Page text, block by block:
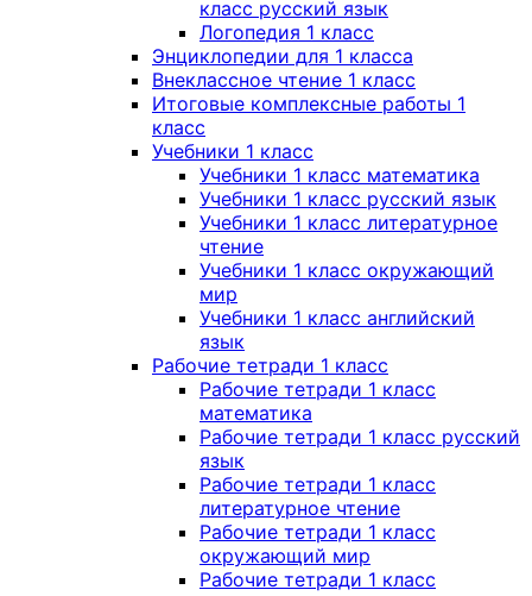
класс русский язык
Логопедия 1 класс
Энциклопедии для 1 класса
Внеклассное чтение 1 класс
Итоговые комплексные работы 1
класс
Учебники 1 класс
Учебники 1 класс математика
Учебники 1 класс русский язык
Учебники 1 класс литературное
чтение
Учебники 1 класс окружающий
мир
Учебники 1 класс английский
язык
Рабочие тетради 1 класс
Рабочие тетради 1 класс
математика
Рабочие тетради 1 класс русский
язык
Рабочие тетради 1 класс
литературное чтение
Рабочие тетради 1 класс
окружающий мир
Рабочие тетради 1 класс